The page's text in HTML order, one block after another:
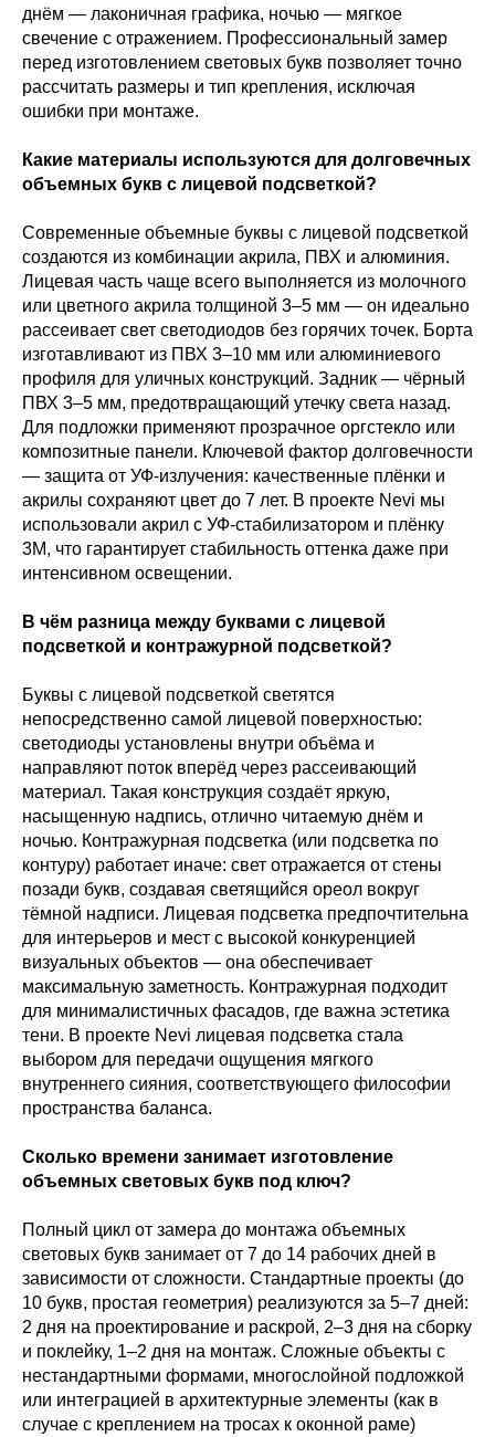
днём — лаконичная графика, ночью — мягкое
свечение с отражением. Профессиональный замер
перед изготовлением световых букв позволяет точно
рассчитать размеры и тип крепления, исключая
ошибки при монтаже.
Какие материалы используются для долговечных
объемных букв с лицевой подсветкой?
Современные объемные буквы с лицевой подсветкой
создаются из комбинации акрила, ПВХ и алюминия.
Лицевая часть чаще всего выполняется из молочного
или цветного акрила толщиной 3–5 мм — он идеально
рассеивает свет светодиодов без горячих точек. Борта
изготавливают из ПВХ 3–10 мм или алюминиевого
профиля для уличных конструкций. Задник — чёрный
ПВХ 3–5 мм, предотвращающий утечку света назад.
Для подложки применяют прозрачное оргстекло или
композитные панели. Ключевой фактор долговечности
— защита от УФ-излучения: качественные плёнки и
акрилы сохраняют цвет до 7 лет. В проекте Nevi мы
использовали акрил с УФ-стабилизатором и плёнку
3М, что гарантирует стабильность оттенка даже при
интенсивном освещении.
В чём разница между буквами с лицевой
подсветкой и контражурной подсветкой?
Буквы с лицевой подсветкой светятся
непосредственно самой лицевой поверхностью:
светодиоды установлены внутри объёма и
направляют поток вперёд через рассеивающий
материал. Такая конструкция создаёт яркую,
насыщенную надпись, отлично читаемую днём и
ночью. Контражурная подсветка (или подсветка по
контуру) работает иначе: свет отражается от стены
позади букв, создавая светящийся ореол вокруг
тёмной надписи. Лицевая подсветка предпочтительна
для интерьеров и мест с высокой конкуренцией
визуальных объектов — она обеспечивает
максимальную заметность. Контражурная подходит
для минималистичных фасадов, где важна эстетика
тени. В проекте Nevi лицевая подсветка стала
выбором для передачи ощущения мягкого
внутреннего сияния, соответствующего философии
пространства баланса.
Сколько времени занимает изготовление
объемных световых букв под ключ?
Полный цикл от замера до монтажа объемных
световых букв занимает от 7 до 14 рабочих дней в
зависимости от сложности. Стандартные проекты (до
10 букв, простая геометрия) реализуются за 5–7 дней:
2 дня на проектирование и раскрой, 2–3 дня на сборку
и поклейку, 1–2 дня на монтаж. Сложные объекты с
нестандартными формами, многослойной подложкой
или интеграцией в архитектурные элементы (как в
случае с креплением на тросах к оконной раме)